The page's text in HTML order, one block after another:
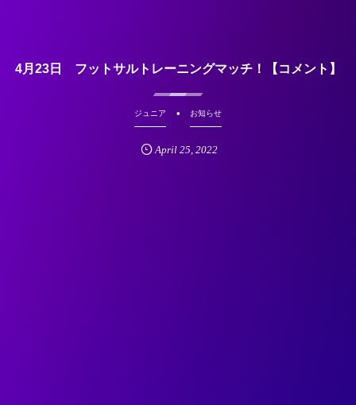
4月23日 フットサルトレーニングマッチ！【コメント】
ジュニア お知らせ
April 25 ,2022